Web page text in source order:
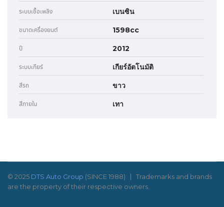
ระบบเชื้อเพลิง เบนซิน
ขนาดเครื่องยนต์ 1598cc
ปี 2012
ระบบเกียร์ เกียร์อัตโนมัติ
สีรถ ขาว
สีภายใน เทา
© 2025 DTS Auto Group (SINCE 1988)
Trademarks and brands
are the property of their respective owners.